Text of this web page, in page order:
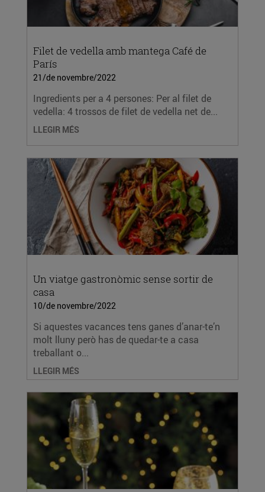
Filet de vedella amb mantega Café de
París
21/de novembre/2022
Ingredients per a 4 persones: Per al filet de
vedella: 4 trossos de filet de vedella net de...
LLEGIR MÉS
Un viatge gastronòmic sense sortir de
casa
10/de novembre/2022
Si aquestes vacances tens ganes d’anar-te’n
molt lluny però has de quedar-te a casa
treballant o...
LLEGIR MÉS